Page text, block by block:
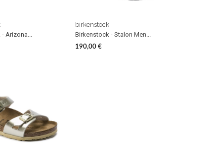
Arizona...
birkenstock
Birkenstock - Stalon Men...
Prezzo
190,00 €